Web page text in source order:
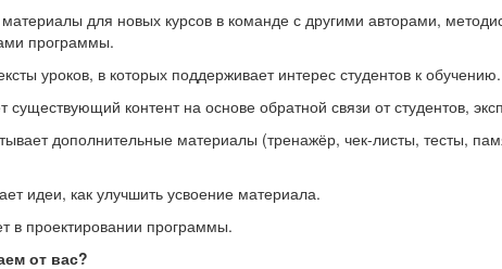
для новых курсов в команде с другими авторами,
программы.
уроков, в которых поддерживает интерес студентов к обучению.
существующий контент на основе обратной связи от студентов,
дополнительные материалы (тренажёр, чек-листы, тесты,
идеи, как улучшить усвоение материала.
в проектировании программы.
от вас?